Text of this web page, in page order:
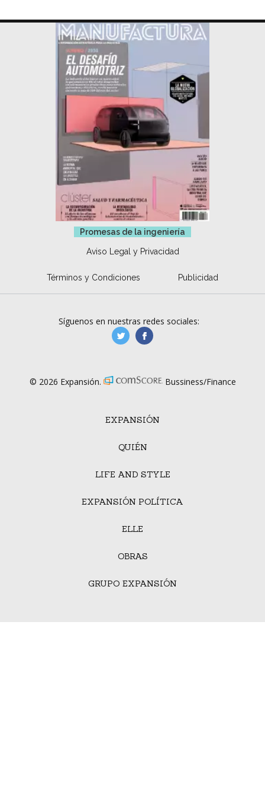
Promesas de la ingeniería
Aviso Legal y Privacidad
Términos y Condiciones Publicidad
EXPANSIÓN
QUIÉN
LIFE AND STYLE
EXPANSIÓN POLÍTICA
ELLE
OBRAS
GRUPO EXPANSIÓN
Síguenos en nuestras redes sociales:
manufacturaGE
© 2026 Expansión. Bussiness/Finance